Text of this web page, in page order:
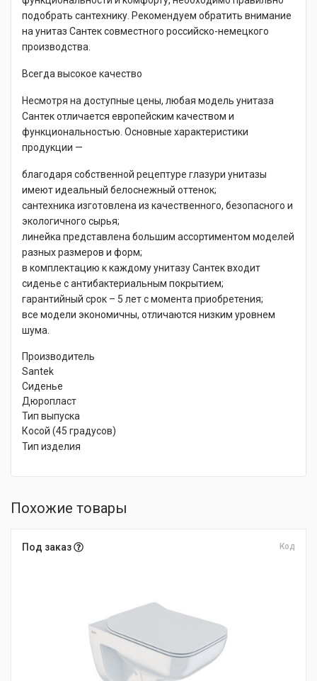
подобрать сантехнику. Рекомендуем обратить внимание
на унитаз Сантек совместного российско-немецкого
производства.
Всегда высокое качество
Несмотря на доступные цены, любая модель унитаза
Сантек отличается европейским качеством и
функциональностью. Основные характеристики
продукции —
благодаря собственной рецептуре глазури унитазы
имеют идеальный белоснежный оттенок;
сантехника изготовлена из качественного, безопасного и
экологичного сырья;
линейка представлена большим ассортиментом моделей
разных размеров и форм;
в комплектацию к каждому унитазу Сантек входит
сиденье с антибактериальным покрытием;
гарантийный срок – 5 лет с момента приобретения;
все модели экономичны, отличаются низким уровнем
шума.
Производитель
Santek
Сиденье
Дюропласт
Тип выпуска
Косой (45 градусов)
Тип изделия
Похожие товары
Под заказ Код